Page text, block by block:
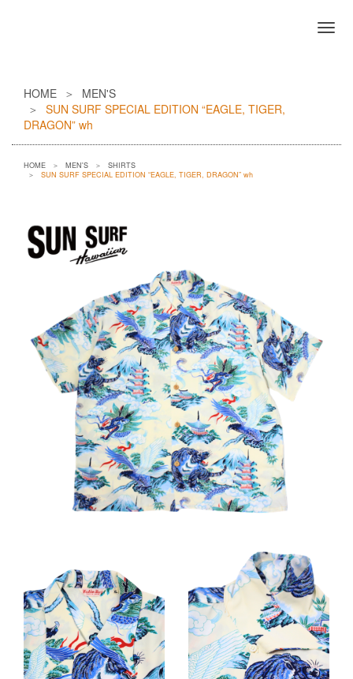
HOME
MEN'S
SUN SURF SPECIAL EDITION “EAGLE, TIGER,
DRAGON” wh
HOME MEN'S
SHIRTS
SUN SURF SPECIAL EDITION “EAGLE, TIGER, DRAGON” wh